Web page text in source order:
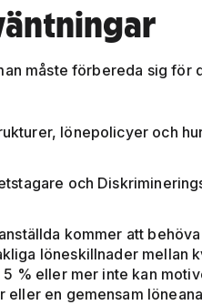
måste förbereda sig för
lönepolicyer och
och
kommer att
löneskillnader mellan
% eller mer inte kan
en gemensam